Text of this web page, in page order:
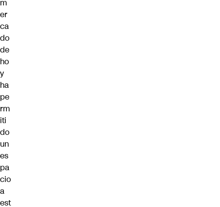
m
er
ca
do
de
ho
y
ha
pe
rm
iti
do
un
es
pa
cio
a
est